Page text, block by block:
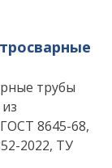
трубы
8645-68,
2022, ТУ